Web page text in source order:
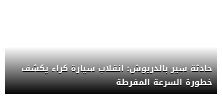
حادثة سير بالدريوش: انقلاب سيارة كراء يكشف
خطورة السرعة المفرطة